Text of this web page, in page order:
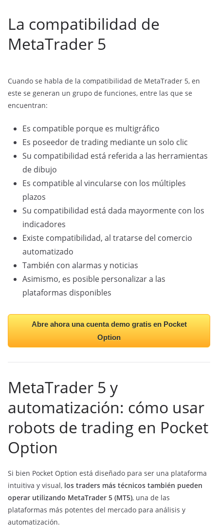
La compatibilidad de
MetaTrader 5
Cuando se habla de la compatibilidad de MetaTrader 5, en
este se generan un grupo de funciones, entre las que se
encuentran:
Es compatible porque es multigráfico
Es poseedor de trading mediante un solo clic
Su compatibilidad está referida a las herramientas
de dibujo
Es compatible al vincularse con los múltiples
plazos
Su compatibilidad está dada mayormente con los
indicadores
Existe compatibilidad, al tratarse del comercio
automatizado
También con alarmas y noticias
Asimismo, es posible personalizar a las
plataformas disponibles
Abre ahora una cuenta demo gratis en Pocket
Option
MetaTrader 5 y
automatización: cómo usar
robots de trading en Pocket
Option
Si bien Pocket Option está diseñado para ser una plataforma
intuitiva y visual, los traders más técnicos también pueden
operar utilizando MetaTrader 5 (MT5), una de las
plataformas más potentes del mercado para análisis y
automatización.